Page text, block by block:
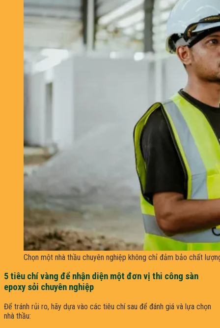
Chọn một nhà thầu chuyên nghiệp không chỉ đảm bảo chất
5 tiêu chí vàng để nhận diện một đơn vị thi công sàn
epoxy sỏi chuyên nghiệp
Để tránh rủi ro, hãy dựa vào các tiêu chí sau để đánh giá và lựa chọn
nhà thầu: